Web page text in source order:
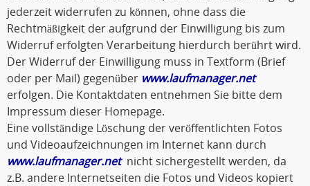
jederzeit widerrufen zu können, ohne dass die
Rechtmäßigkeit der aufgrund der Einwilligung bis zum
Widerruf erfolgten Verarbeitung hierdurch berührt wird.
Der Widerruf der Einwilligung muss in Textform (Brief
oder per Mail) gegenüber www.laufmanager.net
erfolgen. Die Kontaktdaten entnehmen Sie bitte dem
Impressum dieser Homepage.
Eine vollständige Löschung der veröffentlichten Fotos
und Videoaufzeichnungen im Internet kann durch
www.laufmanager.netnicht sichergestellt werden, da
z.B. andere Internetseiten die Fotos und Videos kopiert